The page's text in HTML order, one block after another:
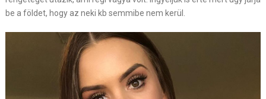
be a földet, hogy az neki kb semmibe nem kerül.